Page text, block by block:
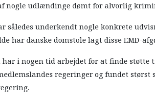
nogle udlændinge dømt for alvorlig
således underkendt nogle konkrete
har danske domstole lagt disse EMD-
har i nogen tid arbejdet for at finde
regeringer og fundet